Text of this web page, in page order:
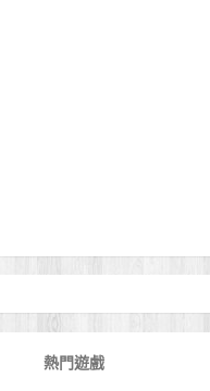
熱門遊戲